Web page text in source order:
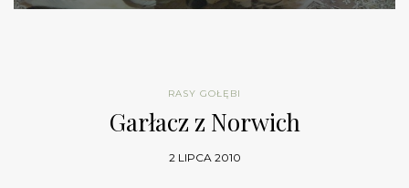
RASY GOŁĘBI
Garłacz z Norwich
2 LIPCA 2010